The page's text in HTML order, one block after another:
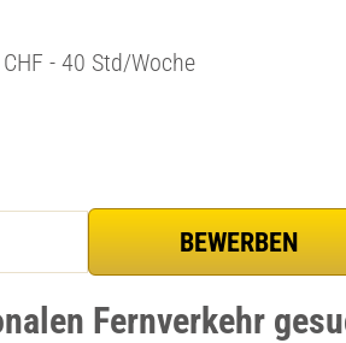
- 40 Std/Woche
Fernverkehr